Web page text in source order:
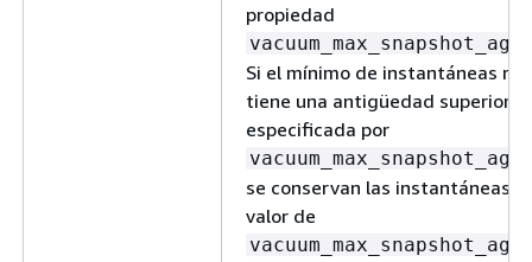
propiedad
Si el mínimo de instantáneas
tiene una antigüedad superior a
especificada por
se conservan las instantáneas y
valor de